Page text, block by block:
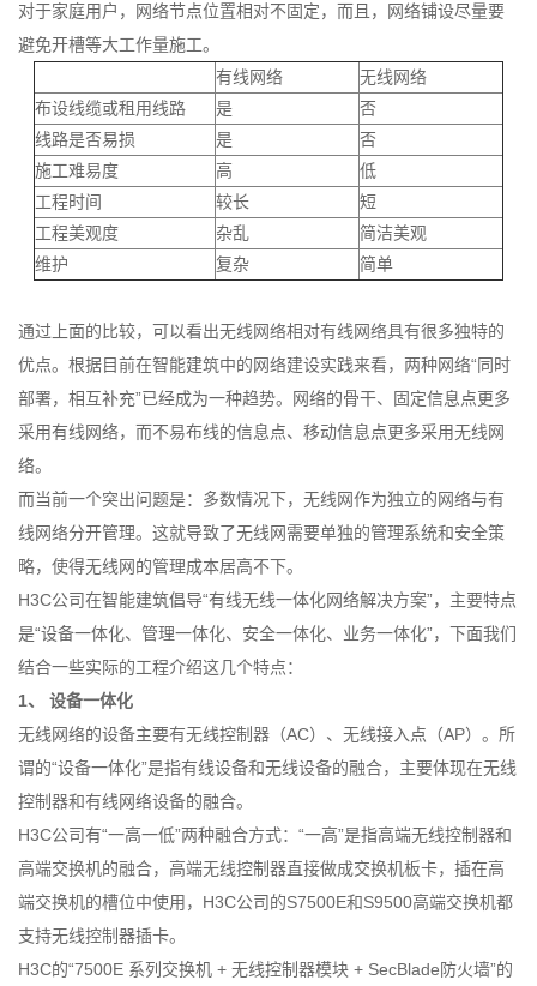
对于家庭用户，网络节点位置相对不固定，而且，网络铺设尽量要
避免开槽等大工作量施工。
有线网络
无线网络
布设线缆或租用线路
是
否
线路是否易损
是
否
施工难易度
高
低
工程时间
较长
短
工程美观度
杂乱
简洁美观
维护
复杂 简单
通过上面的比较，可以看出无线网络相对有线网络具有很多独特的
优点。根据目前在智能建筑中的网络建设实践来看，两种网络“同时
部署，相互补充”已经成为一种趋势。网络的骨干、固定信息点更多
采用有线网络，而不易布线的信息点、移动信息点更多采用无线网
络。
而当前一个突出问题是：多数情况下，无线网作为独立的网络与有
线网络分开管理。这就导致了无线网需要单独的管理系统和安全策
略，使得无线网的管理成本居高不下。
H3C公司在智能建筑倡导“有线无线一体化网络解决方案”，主要特点
是“设备一体化、管理一体化、安全一体化、业务一体化”，下面我们
结合一些实际的工程介绍这几个特点：
1、 设备一体化
无线网络的设备主要有无线控制器（AC）、无线接入点（AP）。所
谓的“设备一体化”是指有线设备和无线设备的融合，主要体现在无线
控制器和有线网络设备的融合。
H3C公司有“一高一低”两种融合方式：“一高”是指高端无线控制器和
高端交换机的融合，高端无线控制器直接做成交换机板卡，插在高
端交换机的槽位中使用，H3C公司的S7500E和S9500高端交换机都
支持无线控制器插卡。
H3C的“7500E 系列交换机 + 无线控制器模块 + SecBlade防火墙”的